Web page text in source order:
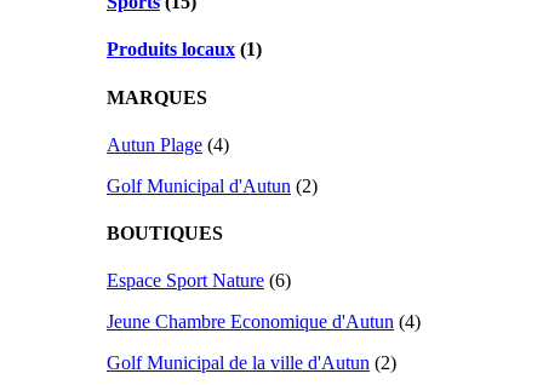
Produits locaux (1)
MARQUES
Autun Plage (4)
Golf Municipal d'Autun (2)
BOUTIQUES
Espace Sport Nature (6)
Jeune Chambre Economique d'Autun (4)
Golf Municipal de la ville d'Autun (2)